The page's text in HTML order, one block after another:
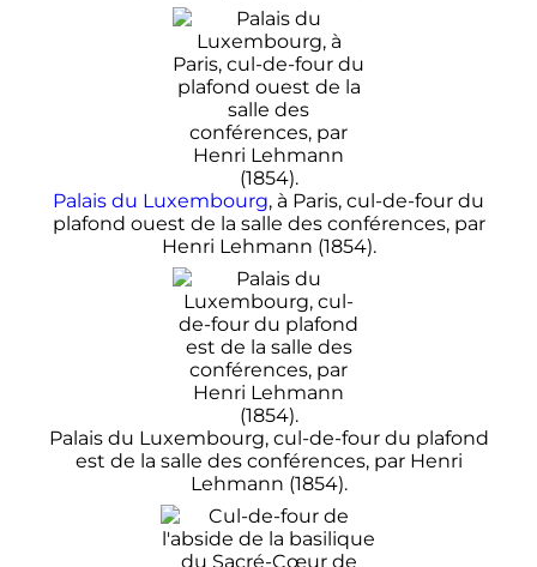
Palais du Luxembourg, à Paris, cul-de-four du
plafond ouest de la salle des conférences, par
Henri Lehmann (1854).
Palais du Luxembourg, cul-de-four du plafond
est de la salle des conférences, par Henri
Lehmann (1854).